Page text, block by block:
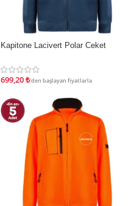
İNDIRIM
Kapitone Lacivert Polar Ceket
699,20₺'den başlayan fiyatlarla